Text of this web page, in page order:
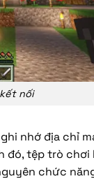
nối
nhớ địa chỉ
tệp trò chơi
chức